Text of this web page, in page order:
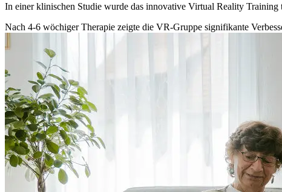
In einer klinischen Studie wurde das innovative Virtual Reality
Nach 4-6 wöchiger Therapie zeigte die VR-Gruppe signifikante